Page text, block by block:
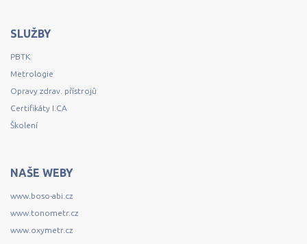
SLUŽBY
PBTK
Metrologie
Opravy zdrav. přístrojů
Certifikáty I.CA
Školení
NAŠE WEBY
www.boso-abi.cz
www.tonometr.cz
www.oxymetr.cz